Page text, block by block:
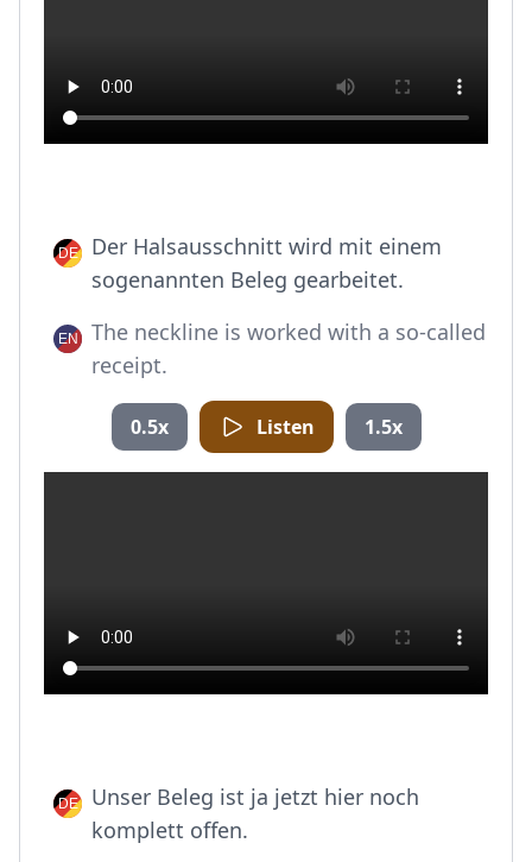
Der Halsausschnitt wird mit einem
sogenannten Beleg gearbeitet.
The neckline is worked with a so-called
receipt.
0.5x Listen 1.5x
Unser Beleg ist ja jetzt hier noch
komplett offen.